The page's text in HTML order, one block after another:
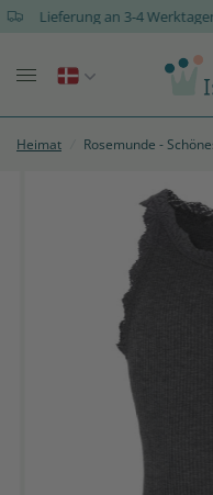
Lieferung an 3-4
Heimat Rosemunde -